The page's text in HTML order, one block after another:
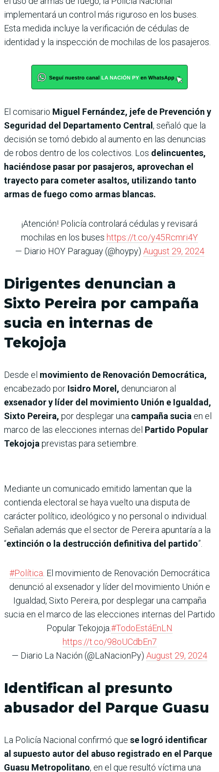
implementará un control más riguroso en los buses.
Esta medida incluye la verificación de cédulas de
identidad y la inspección de mochilas de los pasajeros.
El comisario Miguel Fernández, jefe de Prevención y
Seguridad del Departamento Central , señaló que la
decisión se tomó debido al aumento en las denuncias
de robos dentro de los colectivos. Los delincuentes,
haciéndose pasar por pasajeros, aprovechan el
trayecto para cometer asaltos, utilizando tanto
armas de fuego como armas blancas.
¡Atención! Policía controlará cédulas y revisará
mochilas en los buses https://t.co/y45Rcmri4Y
— Diario HOY Paraguay (@hoypy) August 29, 2024
Dirigentes denuncian a
Sixto Pereira por campaña
sucia en internas de
Tekojoja
Desde el movimiento de Renovación Democrática,
encabezado por Isidro Morel, denunciaron al
exsenador y líder del movimiento Unión e Igualdad,
Sixto Pereira, por desplegar una campaña sucia en el
marco de las elecciones internas del Partido Popular
Tekojoja previstas para setiembre.
Mediante un comunicado emitido lamentan que la
contienda electoral se haya vuelto una disputa de
carácter político, ideológico y no personal o individual.
Señalan además que el sector de Pereira apuntaría a la
“extinción o la destrucción definitiva del partido”.
#Política . El movimiento de Renovación Democrática
denunció al exsenador y líder del movimiento Unión e
Igualdad, Sixto Pereira, por desplegar una campaña
sucia en el marco de las elecciones internas del Partido
Popular Tekojoja.#TodoEstáEnLN
https://t.co/98oUCdbEn7
— Diario La Nación (@LaNacionPy) August 29, 2024
Identifican al presunto
abusador del Parque Guasu
La Policía Nacional confirmó que se logró identificar
al supuesto autor del abuso registrado en el Parque
Guasu Metropolitano, en el que resultó víctima una